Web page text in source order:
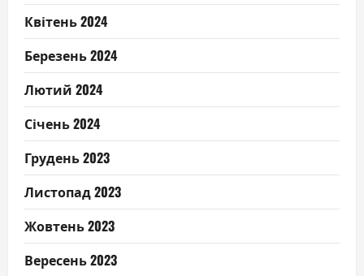
Квітень 2024
Березень 2024
Лютий 2024
Січень 2024
Грудень 2023
Листопад 2023
Жовтень 2023
Вересень 2023